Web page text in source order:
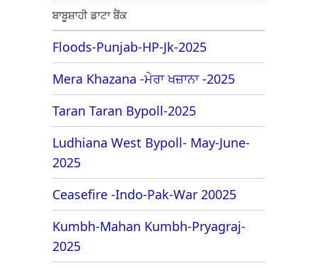
ਬਾਬੂਸ਼ਾਹੀ ਡਾਟਾ ਬੈਂਕ
Floods-Punjab-HP-Jk-2025
Mera Khazana -ਮੇਰਾ ਖਜ਼ਾਨਾ -2025
Taran Taran Bypoll-2025
Ludhiana West Bypoll- May-June-
2025
Ceasefire -Indo-Pak-War 20025
Kumbh-Mahan Kumbh-Pryagraj-
2025